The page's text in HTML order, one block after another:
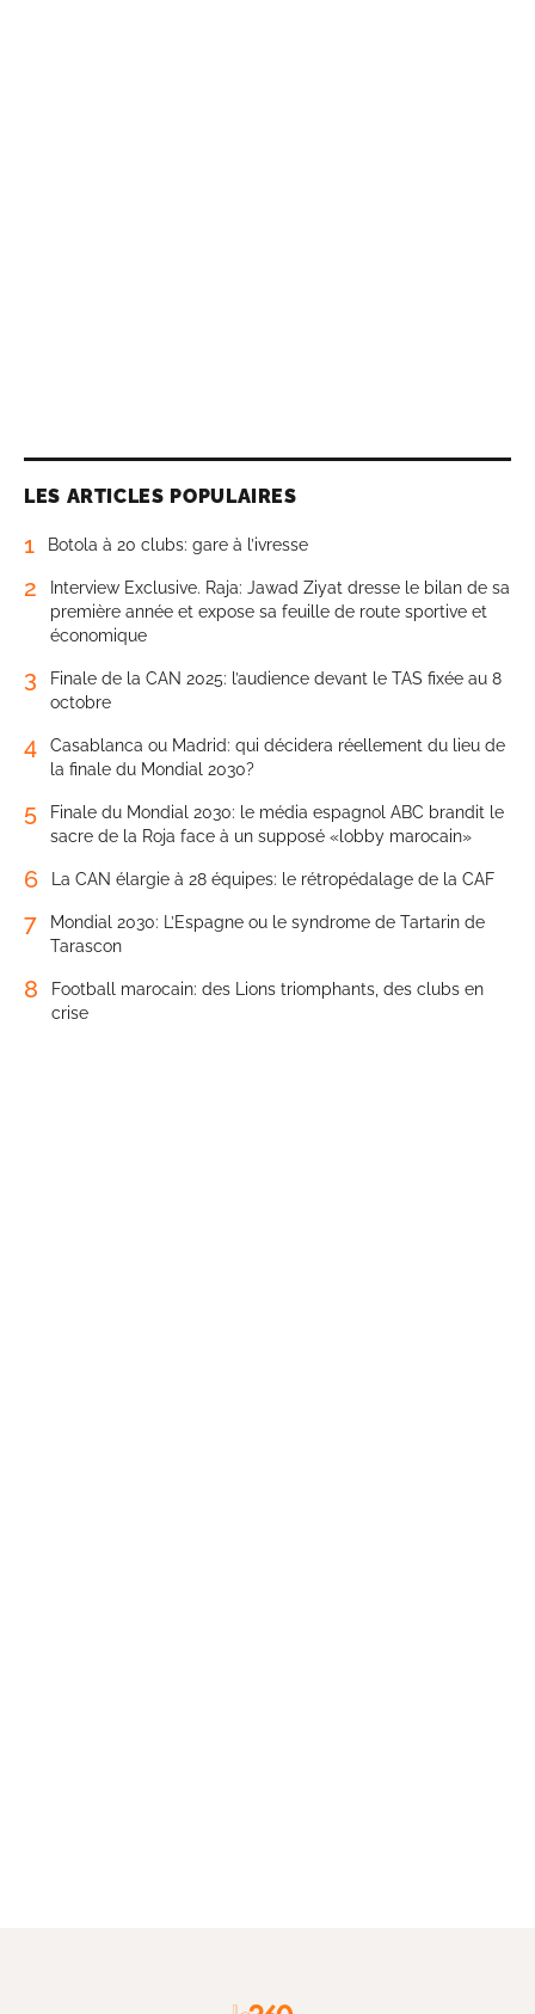
LES ARTICLES POPULAIRES
1 Botola à 20 clubs: gare à l’ivresse
2
Interview Exclusive. Raja: Jawad Ziyat dresse le bilan de sa
première année et expose sa feuille de route sportive et
économique
3
Finale de la CAN 2025: l’audience devant le TAS fixée au 8
octobre
4
Casablanca ou Madrid: qui décidera réellement du lieu de
la finale du Mondial 2030?
5
Finale du Mondial 2030: le média espagnol ABC brandit le
sacre de la Roja face à un supposé «lobby marocain»
6 La CAN élargie à 28 équipes: le rétropédalage de la CAF
7
Mondial 2030: L’Espagne ou le syndrome de Tartarin de
Tarascon
8
Football marocain: des Lions triomphants, des clubs en
crise